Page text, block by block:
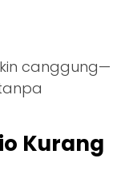
canggung—
Kurang